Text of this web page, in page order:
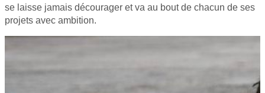
se laisse jamais décourager et va au bout de chacun de ses
projets avec ambition.